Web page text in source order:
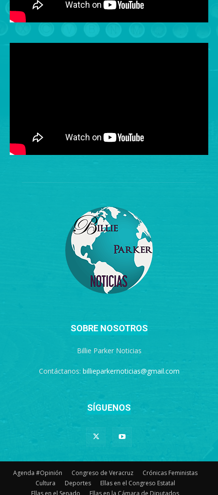
SOBRE NOSOTROS
Billie Parker Noticias
Contáctanos: billieparkernoticias@gmail.com
SÍGUENOS
Agenda #Opinión Congreso de Veracruz
Crónicas Feministas
Cultura
Deportes
Ellas en el Congreso Estatal
Ellas en el Senado
Ellas en la Cámara de Diputados